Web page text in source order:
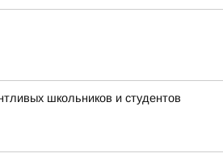
школьников и студентов